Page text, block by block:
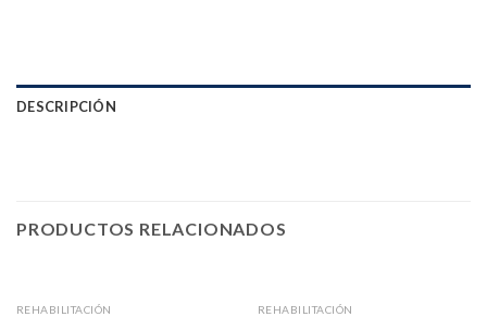
DESCRIPCIÓN
PRODUCTOS RELACIONADOS
REHABILITACIÓN REHABILITACIÓN